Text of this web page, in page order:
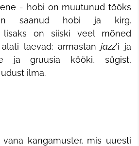
- hobi on muutunud tööks
saanud hobi ja kirg.
lisaks on siiski veel mõned
laevad: armastanjazz'i ja
ja gruusia kööki, sügist,
ilma.
kangamuster, mis uuesti